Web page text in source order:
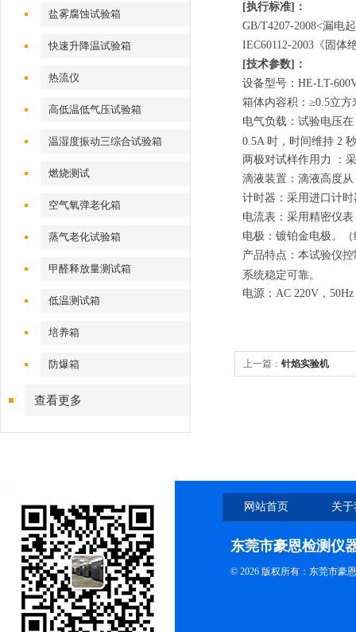
盐雾腐蚀试验箱
快速升降温试验箱
热流仪
高低温低气压试验箱
温湿度振动三综合试验箱
燃烧测试
空气氧弹老化箱
蒸气老化试验箱
甲醛释放量测试箱
低温测试箱
培养箱
防爆箱
查看更多
[执行标准]：
GB/T4207-2008<漏电
IEC60112-2003《固
[技术参数]：
设备型号：HE-LT-
箱体内容积：≥0.5立
电气负载：试验电压
0.5A 时，时间维持 2
两极对试样作用力 ：
滴液装置：滴液高度从
计时器：采用进口计
电流表：采用精密仪
电极：镀铂金电极。
产品特点：本试验仪
系统稳定可靠。
电源：AC 220V，50Hz
上一篇： 针焰实验机
网站首页 关
东莞市豪恩检测仪
© 2026 版权所有：东莞市豪